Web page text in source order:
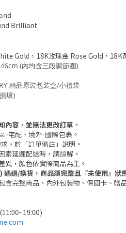
Brilliant
Gold， 18K玫瑰金 Rose Gold，18K
cm (內均含三段調節圈)
精品原裝包裝盒/小禮袋
壞)
內容 ， 並無法更改訂單 。
-宅配、境外-國際包裹。
，於「訂單備註」說明。
素延遲配送時，請諒解。
異，顏色依實際商品為主。
) 遇退/換貨，商品須完整且『未使用』狀
含完整商品、內外包裝物、保固卡、贈